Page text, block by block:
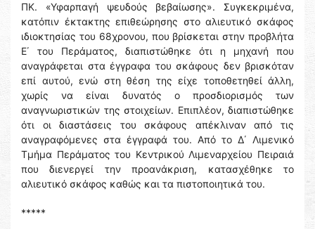
ΠΚ. «Υφαρπαγή ψευδούς βεβαίωσης». Συγκεκριμένα,
κατόπιν έκτακτης επιθεώρησης στο αλιευτικό σκάφος
ιδιοκτησίας του 68χρονου, που βρίσκεται στην προβλήτα
Ε΄ του Περάματος, διαπιστώθηκε ότι η μηχανή που
αναγράφεται στα έγγραφα του σκάφους δεν βρισκόταν
επί αυτού, ενώ στη θέση της είχε τοποθετηθεί άλλη,
χωρίς να είναι δυνατός ο προσδιορισμός των
αναγνωριστικών της στοιχείων. Επιπλέον, διαπιστώθηκε
ότι οι διαστάσεις του σκάφους απέκλιναν από τις
αναγραφόμενες στα έγγραφά του. Από το Δ΄ Λιμενικό
Τμήμα Περάματος του Κεντρικού Λιμεναρχείου Πειραιά
που διενεργεί την προανάκριση, κατασχέθηκε το
αλιευτικό σκάφος καθώς και τα πιστοποιητικά του.
*****